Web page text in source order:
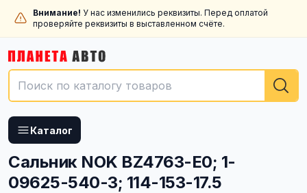
Внимание! У нас изменились реквизиты. Перед оплатой
проверяйте реквизиты в выставленном счёте.
Каталог
Сальник NOK BZ4763-E0; 1-
09625-540-3; 114-153-17.5